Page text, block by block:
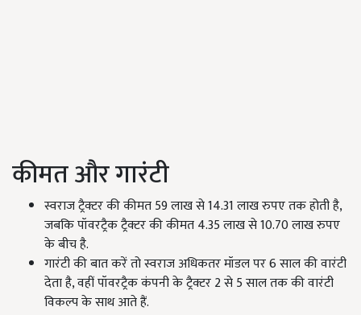
कीमत और गारंटी
स्वराज ट्रैक्टर की कीमत 59 लाख से 14.31 लाख रुपए तक होती है,
जबकि पॉवरट्रैक ट्रैक्टर की कीमत 4.35 लाख से 10.70 लाख रुपए
के बीच है.
गारंटी की बात करें तो स्वराज अधिकतर मॉडल पर 6 साल की वारंटी
देता है, वहीं पॉवरट्रैक कंपनी के ट्रैक्टर 2 से 5 साल तक की वारंटी
विकल्प के साथ आते हैं.